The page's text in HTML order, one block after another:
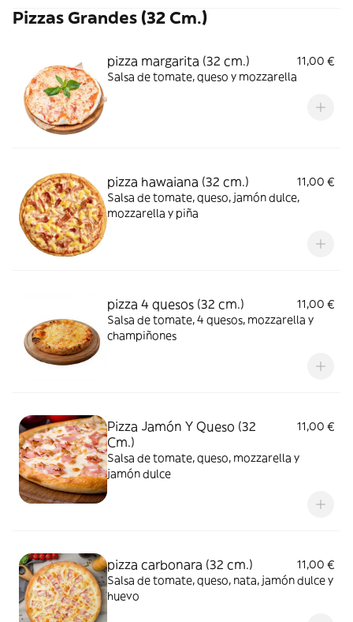
Pizzas Grandes (32 Cm.)
pizza margarita (32 cm.)
11,00 €
Salsa de tomate, queso y mozzarella
pizza hawaiana (32 cm.)
11,00 €
Salsa de tomate, queso, jamón dulce,
mozzarella y piña
pizza 4 quesos (32 cm.)
11,00 €
Salsa de tomate, 4 quesos, mozzarella y
champiñones
Pizza Jamón Y Queso (32
Cm.)
11,00 €
Salsa de tomate, queso, mozzarella y
jamón dulce
pizza carbonara (32 cm.)
11,00 €
Salsa de tomate, queso, nata, jamón dulce y
huevo